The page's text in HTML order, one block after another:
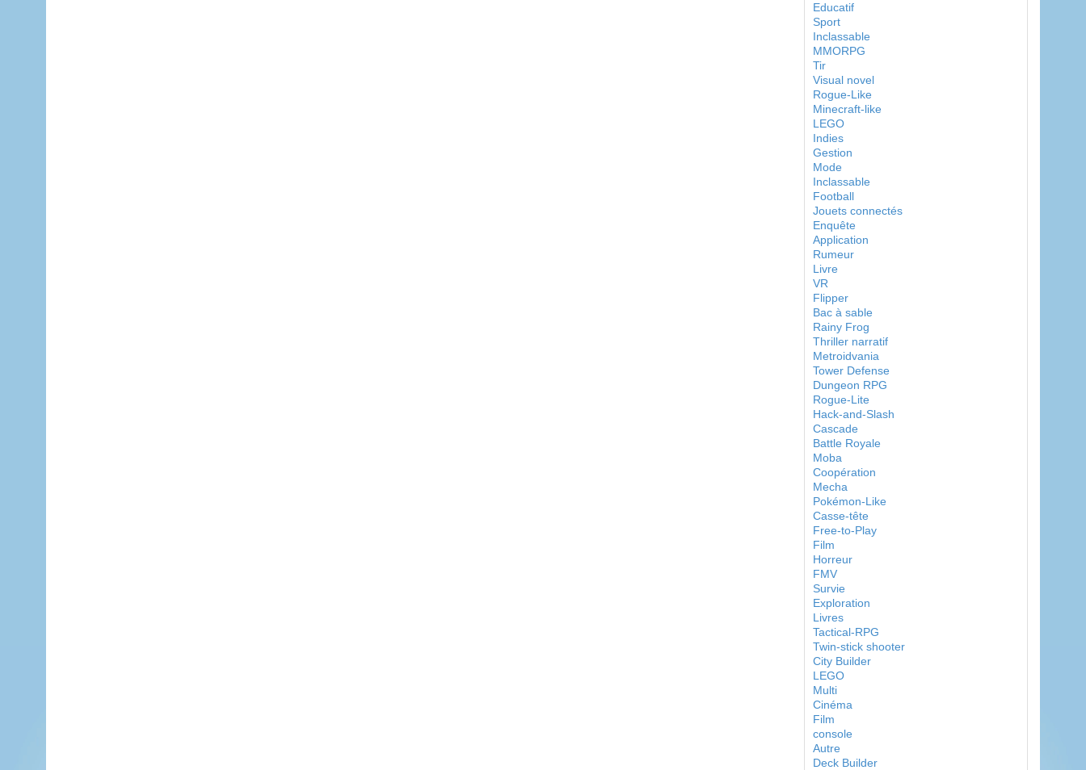
Educatif
Sport
Inclassable
MMORPG
Tir
Visual novel
Rogue-Like
Minecraft-like
LEGO
Indies
Gestion
Mode
Inclassable
Football
Jouets connectés
Enquête
Application
Rumeur
Livre
VR
Flipper
Bac à sable
Rainy Frog
Thriller narratif
Metroidvania
Tower Defense
Dungeon RPG
Rogue-Lite
Hack-and-Slash
Cascade
Battle Royale
Moba
Coopération
Mecha
Pokémon-Like
Casse-tête
Free-to-Play
Film
Horreur
FMV
Survie
Exploration
Livres
Tactical-RPG
Twin-stick shooter
City Builder
LEGO
Multi
Cinéma
Film
console
Autre
Deck Builder